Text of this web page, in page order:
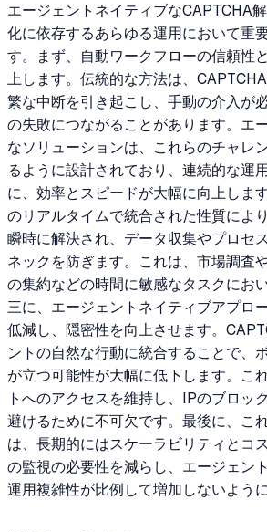
エージェントネイティブなCAPTCHA
化に依存するあらゆる運用において重
す。まず、自動ワークフローの信頼性
上します。伝統的な方法は、
繁な中断を引き起こし、手動の介入が
の失敗につながることがあります。エ
なソリューションは、これらのチャレ
るように設計されており、連続的な運
に、効率とスピードが大幅に向上しま
のリアルタイムで統合された性質によ
瞬時に解決され、データ収集やプロセ
ネックを防ぎます。これは、市場調査
の集約などの時間に敏感なタスクにお
三に、エージェントネイティブアプロ
低減し、隠密性を向上させます。
ントの自然な行動に統合することで、
が立つ可能性が大幅に低下します。こ
トへのアクセスを維持し、IPのブロッ
避けるために不可欠です。最後に、こ
は、長期的にはスケーラビリティとコ
の監視の必要性を減らし、エージェン
運用複雑性が比例して増加しないように